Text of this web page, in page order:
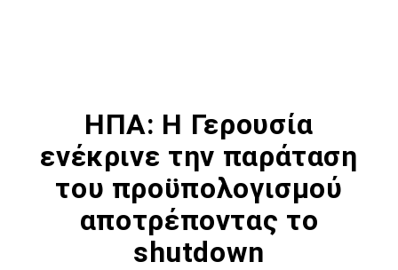
ΗΠΑ: Η Γερουσία
ενέκρινε την παράταση
του προϋπολογισμού
αποτρέποντας το
shutdown